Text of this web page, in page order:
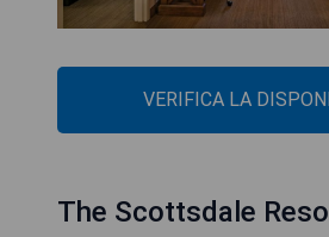
VERIFICA LA
The Scottsdale